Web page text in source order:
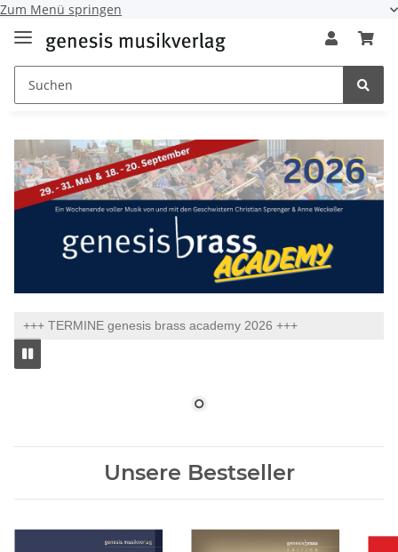
Zum Menü springen
+++ TERMINE genesis brass academy 2026 +++
Unsere Bestseller